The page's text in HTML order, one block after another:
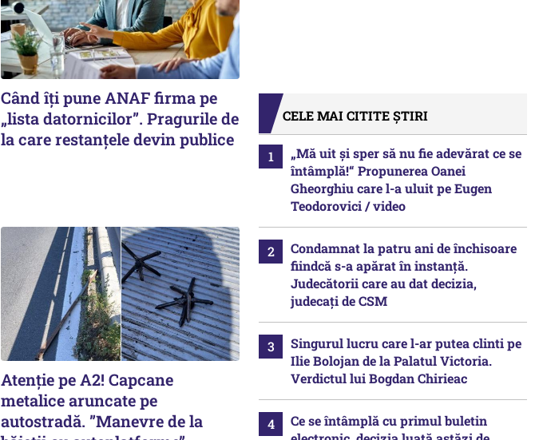
Când îți pune ANAF firma pe
„lista datornicilor”. Pragurile de
la care restanțele devin publice
Atenție pe A2! Capcane
metalice aruncate pe
autostradă. ”Manevre de la
CELE MAI CITITE ȘTIRI
„Mă uit și sper să nu fie adevărat ce se
întâmplă!“ Propunerea Oanei
Gheorghiu care l-a uluit pe Eugen
Teodorovici / video
Condamnat la patru ani de închisoare
fiindcă s-a apărat în instanță.
Judecătorii care au dat decizia,
judecați de CSM
Singurul lucru care l-ar putea clinti pe
Ilie Bolojan de la Palatul Victoria.
Verdictul lui Bogdan Chirieac
Ce se întâmplă cu primul buletin